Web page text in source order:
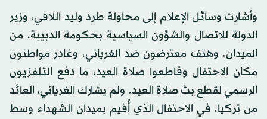
وأشارت وسائل الإعلام إلى محاولة طرد وليد اللافي، وزير
الدولة للاتصال والشؤون السياسية بحكومة الدبيبة، من
الميدان. وهتف معترضون ضد الغرياني، وغادر مواطنون
مكان الاحتفال وقاطعوا صلاة العيد، ما دفع التلفزيون
الرسمي لقطع بث صلاة العيد. ولم يشارك الغرياني، العائد
من تركيا، في الاحتفال الذي أُقيم بميدان الشهداء وسط